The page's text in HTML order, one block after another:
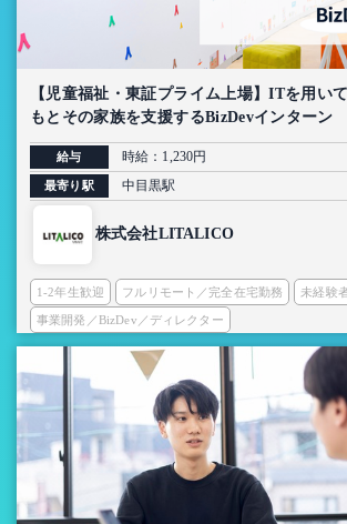
【児童福祉・東証プライム上場】ITを用い
もとその家族を支援するBizDevインターン
給与 時給：1,230円
最寄り駅 中目黒駅
株式会社LITALICO
1-2年生歓迎 フルリモート／完全在宅勤務 未経験
事業開発／BizDev／ディレクター